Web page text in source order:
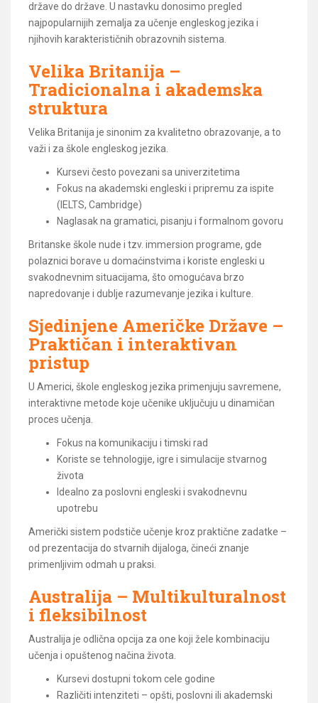
države do države. U nastavku donosimo pregled
najpopularnijih zemalja za učenje engleskog jezika i
njihovih karakterističnih obrazovnih sistema.
Velika Britanija –
Tradicionalna i akademska
struktura
Velika Britanija je sinonim za kvalitetno obrazovanje, a to
važi i za škole engleskog jezika.
Kursevi često povezani sa univerzitetima
Fokus na akademski engleski i pripremu za ispite
(IELTS, Cambridge)
Naglasak na gramatici, pisanju i formalnom govoru
Britanske škole nude i tzv. immersion programe, gde
polaznici borave u domaćinstvima i koriste engleski u
svakodnevnim situacijama, što omogućava brzo
napredovanje i dublje razumevanje jezika i kulture.
Sjedinjene Američke Države –
Praktičan i interaktivan
pristup
U Americi, škole engleskog jezika primenjuju savremene,
interaktivne metode koje učenike uključuju u dinamičan
proces učenja.
Fokus na komunikaciju i timski rad
Koriste se tehnologije, igre i simulacije stvarnog
života
Idealno za poslovni engleski i svakodnevnu
upotrebu
Američki sistem podstiče učenje kroz praktične zadatke –
od prezentacija do stvarnih dijaloga, čineći znanje
primenljivim odmah u praksi.
Australija – Multikulturalnost
i fleksibilnost
Australija je odlična opcija za one koji žele kombinaciju
učenja i opuštenog načina života.
Kursevi dostupni tokom cele godine
Različiti intenziteti – opšti, poslovni ili akademski